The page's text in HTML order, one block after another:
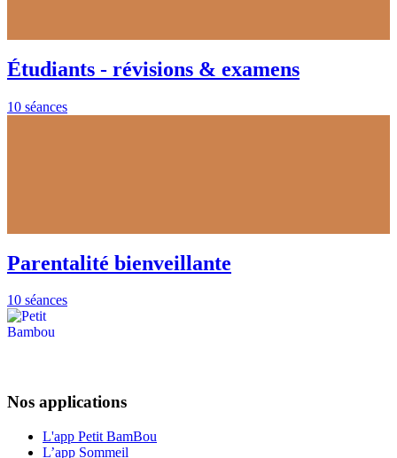
Étudiants - révisions & examens
10 séances
Parentalité bienveillante
10 séances
Nos applications
L'app Petit BamBou
L’app Sommeil